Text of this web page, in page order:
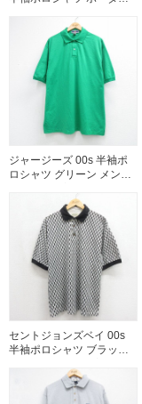
ジャージーズ 00s 半袖ポ
ロシャツ グリーン メンズ
セントジョンズベイ 00s
半袖ポロシャツ ブラック